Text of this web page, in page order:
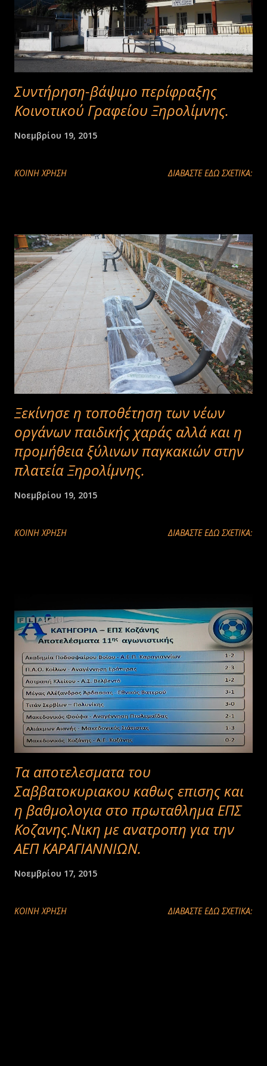
Συντήρηση-βάψιμο περίφραξης
Κοινοτικού Γραφείου Ξηρολίμνης.
Νοεμβρίου 19, 2015
ΚΟΙΝΉ ΧΡΉΣΗ ΔΙΑΒΑΣΤΕ ΕΔΩ ΣΧΕΤΙΚΑ:
Ξεκίνησε η τοποθέτηση των νέων
οργάνων παιδικής χαράς αλλά και η
προμήθεια ξύλινων παγκακιών στην
πλατεία Ξηρολίμνης.
Νοεμβρίου 19, 2015
ΚΟΙΝΉ ΧΡΉΣΗ ΔΙΑΒΑΣΤΕ ΕΔΩ ΣΧΕΤΙΚΑ:
Τα αποτελεσματα του
Σαββατοκυριακου καθως επισης και
η βαθμολογια στο πρωταθλημα ΕΠΣ
Κοζανης.Νικη με ανατροπη για την
ΑΕΠ ΚΑΡΑΓΙΑΝΝΙΩΝ.
Νοεμβρίου 17, 2015
ΚΟΙΝΉ ΧΡΉΣΗ ΔΙΑΒΑΣΤΕ ΕΔΩ ΣΧΕΤΙΚΑ: